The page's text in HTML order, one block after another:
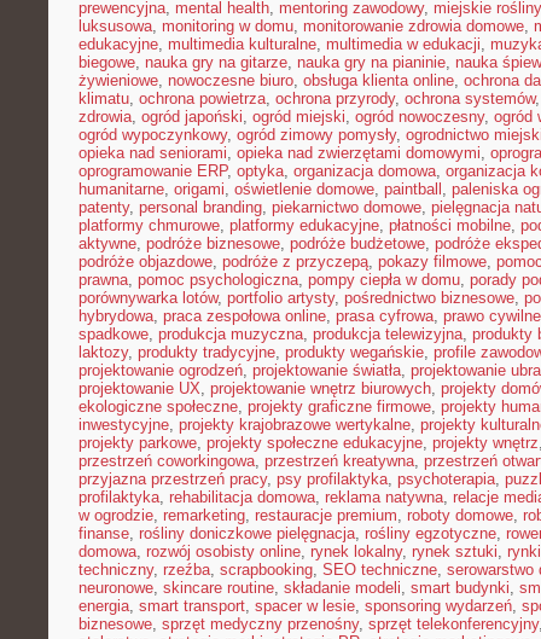
prewencyjna, mental health, mentoring zawodowy, miejskie rośliny
luksusowa, monitoring w domu, monitorowanie zdrowia domowe,
edukacyjne, multimedia kulturalne, multimedia w edukacji,
biegowe, nauka gry na gitarze, nauka gry na pianinie, nauka
żywieniowe, nowoczesne biuro, obsługa klienta online, ochrona
klimatu, ochrona powietrza, ochrona przyrody, ochrona systemów
zdrowia, ogród japoński, ogród miejski, ogród nowoczesny, ogród
ogród wypoczynkowy, ogród zimowy pomysły, ogrodnictwo
opieka nad seniorami, opieka nad zwierzętami domowymi,
oprogramowanie ERP, optyka, organizacja domowa, organizacja
humanitarne, origami, oświetlenie domowe, paintball , paleniska
patenty, personal branding, piekarnictwo domowe, pielęgnacja
platformy chmurowe, platformy edukacyjne, płatności mobilne,
aktywne, podróże biznesowe, podróże budżetowe, podróże
podróże objazdowe, podróże z przyczepą, pokazy filmowe,
prawna, pomoc psychologiczna, pompy ciepła w domu, porady
porównywarka lotów, portfolio artysty, pośrednictwo biznesowe,
hybrydowa, praca zespołowa online, prasa cyfrowa, prawo
spadkowe, produkcja muzyczna, produkcja telewizyjna, produkty
laktozy, produkty tradycyjne, produkty wegańskie, profile
projektowanie ogrodzeń, projektowanie światła, projektowanie
projektowanie UX, projektowanie wnętrz biurowych, projekty
ekologiczne społeczne, projekty graficzne firmowe, projekty
inwestycyjne, projekty krajobrazowe wertykalne, projekty
projekty parkowe, projekty społeczne edukacyjne, projekty wnętrz
przestrzeń coworkingowa, przestrzeń kreatywna, przestrzeń
przyjazna przestrzeń pracy, psy profilaktyka, psychoterapia,
profilaktyka, rehabilitacja domowa, reklama natywna, relacje
w ogrodzie, remarketing, restauracje premium, roboty domowe,
finanse, rośliny doniczkowe pielęgnacja, rośliny egzotyczne,
domowa, rozwój osobisty online, rynek lokalny, rynek sztuki,
techniczny, rzeźba, scrapbooking, SEO techniczne, serowarstwo
neuronowe, skincare routine, składanie modeli, smart budynki,
energia, smart transport, spacer w lesie, sponsoring wydarzeń,
biznesowe, sprzęt medyczny przenośny, sprzęt telekonferencyjny